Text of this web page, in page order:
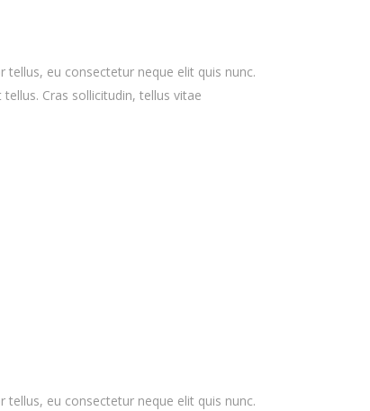
eu consectetur neque elit quis nunc.
Cras sollicitudin, tellus vitae
eu consectetur neque elit quis nunc.